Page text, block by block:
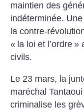
maintien des
indéterminée.
lacontre-
« la loi et l’ordre »
civils.
Le 23 mars, la
maréchal
criminalise les